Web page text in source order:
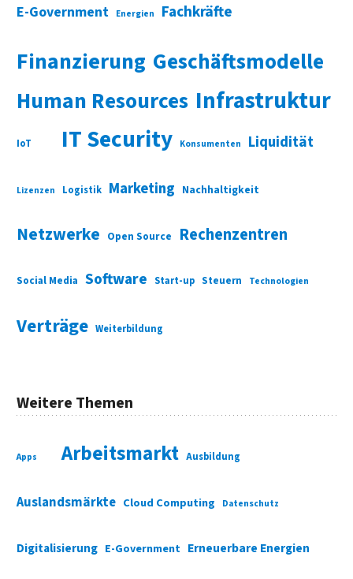
E-Government Energien Fachkräfte
Finanzierung Geschäftsmodelle
Human Resources Infrastruktur
IoT IT Security Konsumenten Liquidität
Lizenzen Logistik Marketing Nachhaltigkeit
Netzwerke Open Source Rechenzentren
Social Media Software Start-up Steuern Technologien
Verträge Weiterbildung
Weitere Themen
Apps Arbeitsmarkt Ausbildung
Auslandsmärkte Cloud Computing Datenschutz
Digitalisierung E-Government Erneuerbare Energien